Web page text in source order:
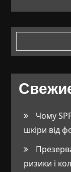
Чому
шкіри від
ризики і